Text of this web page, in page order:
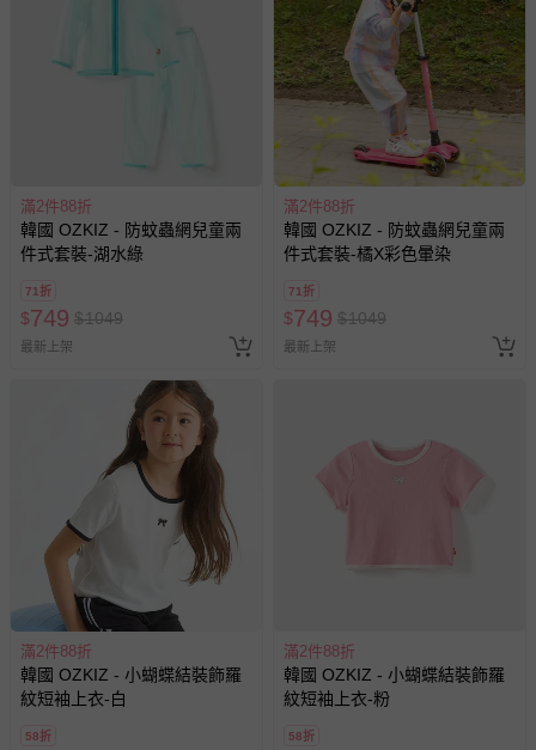
您所購買的商品享有7天的鑑賞期／猶豫期權益，但此期間
並非試用期，您所退回的商品必須是未經使用的全新狀態，
包含完整包裝、配件、說明文件及贈品等。
如需退換貨，請於收到商品7天（含例假日內提出），如為
瑕疵退換貨所產生的運費，將由媽咪愛負責處理，若非瑕疵
退貨，您可至『查詢訂單』>『已出貨』中查詢該筆訂單，
並點選『我要退貨』即可進行申請。若有相關退貨問題，請
至媽咪愛 LINE@客服ID: @mamilove 我們將依序為您處理
與服務，謝謝。
針對滿件折/滿額贈…等活動，如因部份退貨，而該訂單保
留商品未達活動門檻，將以原價計算，活動贈品亦需一併退
部分商品依據消費者保護法的規定，不適用七天鑑賞期/猶
易於腐敗、保存期限較短或解約時即將逾期（例如生鮮
商品、食品等）。
客製化商品（例如客製生日書、姓名貼等）。
報紙、期刊或雜誌（惟書籍如經拆封、使用，則酌收整
新費用）。
經消費者拆封之影音商品或電腦軟體（例如 DVD、CD
等）。
非以有形媒介提供之數位內容或一經提供即為完成之線
滿2件88折
韓國 OZKIZ - 防蚊蟲網兒童兩
件式套裝-湖水綠
71折
$749 $1049
最新上架
滿2件88折
韓國 OZKIZ - 防蚊蟲網兒童兩
件式套裝-橘X彩色暈染
71折
$749 $1049
最新上架
滿2件88折
韓國 OZKIZ - 小蝴蝶結裝飾羅
紋短袖上衣-白
58折
滿2件88折
韓國 OZKIZ - 小蝴蝶結裝飾羅
紋短袖上衣-粉
58折